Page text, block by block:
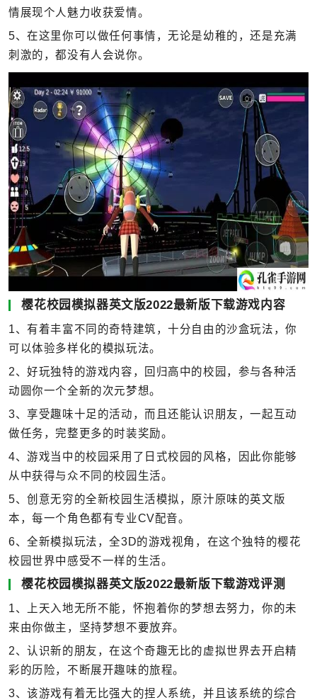
情展现个人魅力收获爱情。
5、在这里你可以做任何事情，无论是幼稚的，还是充满
刺激的，都没有人会说你。
樱花校园模拟器英文版2022最新版下载游戏内容
1、有着丰富不同的奇特建筑，十分自由的沙盒玩法，你
可以体验多样化的模拟玩法。
2、好玩独特的游戏内容，回归高中的校园，参与各种活
动圆你一个全新的次元梦想。
3、享受趣味十足的活动，而且还能认识朋友，一起互动
做任务，完整更多的时装奖励。
4、游戏当中的校园采用了日式校园的风格，因此你能够
从中获得与众不同的校园生活。
5、创意无穷的全新校园生活模拟，原汁原味的英文版
本，每一个角色都有专业CV配音。
6、全新模拟玩法，全3D的游戏视角，在这个独特的樱花
校园世界中感受不一样的生活。
樱花校园模拟器英文版2022最新版下载游戏评测
1、上天入地无所不能，怀抱着你的梦想去努力，你的未
来由你做主，坚持梦想不要放弃。
2、认识新的朋友，在这个奇趣无比的虚拟世界去开启精
彩的历险，不断展开趣味的旅程。
3、该游戏有着无比强大的捏人系统，并且该系统的综合